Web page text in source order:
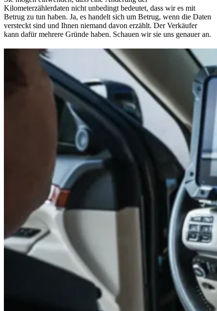
Kilometerzählerdaten nicht unbedingt bedeutet, dass wir es mit
Betrug zu tun haben. Ja, es handelt sich um Betrug, wenn die Daten
versteckt sind und Ihnen niemand davon erzählt. Der Verkäufer
kann dafür mehrere Gründe haben. Schauen wir sie uns genauer an.